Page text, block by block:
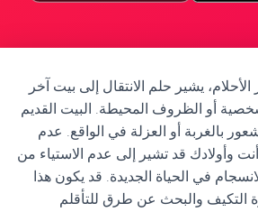
يشير حلم الانتقال إلى بيت آخر
أو الظروف المحيطة. البيت القديم
بالغربة أو العزلة في الواقع. عدم
وأولادك قد تشير إلى عدم الاستياء من
في الحياة الجديدة. قد يكون هذا
التكيف والبحث عن طرق للتأقلم